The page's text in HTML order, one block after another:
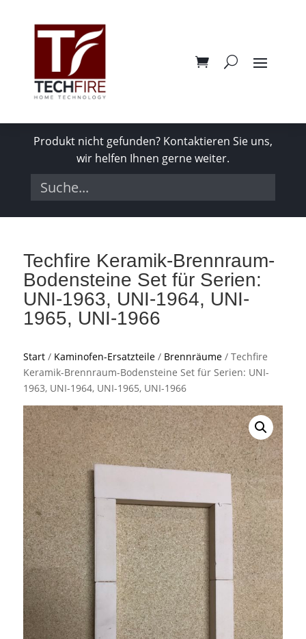
Produkt nicht gefunden? Kontaktieren Sie uns,
wir helfen Ihnen gerne weiter.
Techfire Keramik-Brennraum-
Bodensteine Set für Serien:
UNI-1963, UNI-1964, UNI-
1965, UNI-1966
Start/ Kaminofen-Ersatzteile/ Brennräume/ Techfire
Keramik-Brennraum-Bodensteine Set für Serien: UNI-
1963, UNI-1964, UNI-1965, UNI-1966